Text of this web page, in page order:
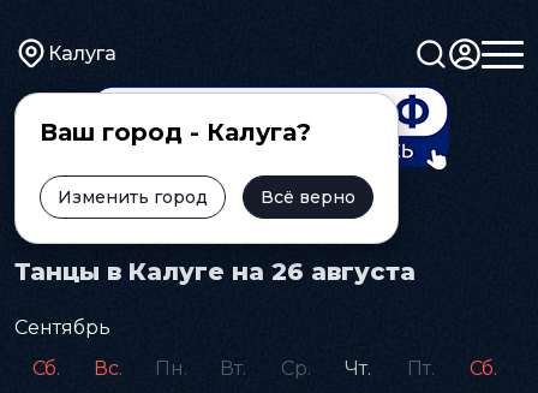
Калуга
Ваш город - Калуга?
Изменить город Всё верно
Главная Афиша Танцы
Танцы в Калуге на 26 августа
Сентябрь
Сб.
Вс. Пн. Вт. Ср. Чт. Пт. Сб.